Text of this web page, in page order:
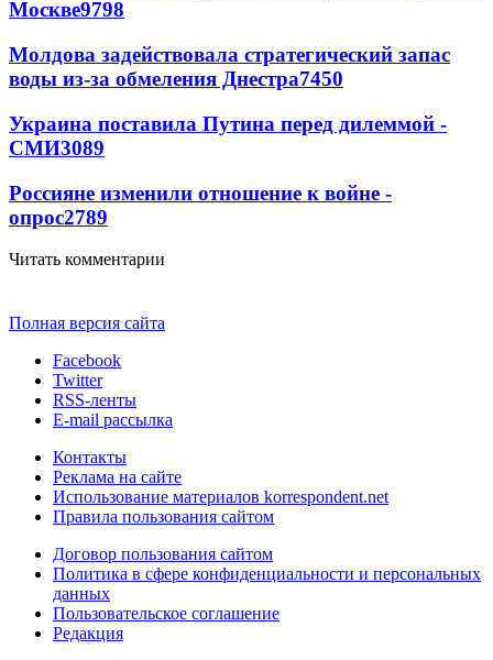
Москве9798
Молдова задействовала стратегический запас
воды из-за обмеления Днестра7450
Украина поставила Путина перед дилеммой -
СМИ3089
Россияне изменили отношение к войне -
опрос2789
Читать комментарии
Полная версия сайта
Facebook
Twitter
RSS-ленты
E-mail рассылка
Контакты
Реклама на сайте
Использование материалов korrespondent.net
Правила пользования сайтом
Договор пользования сайтом
Политика в сфере конфиденциальности и персональных
данных
Пользовательское соглашение
Редакция